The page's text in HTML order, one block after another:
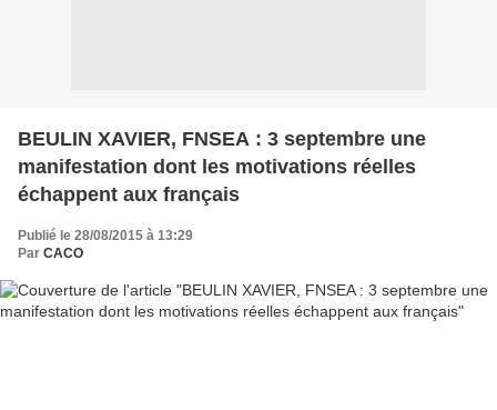
BEULIN XAVIER, FNSEA : 3 septembre une
manifestation dont les motivations réelles
échappent aux français
Publié le 28/08/2015 à 13:29
Par CACO